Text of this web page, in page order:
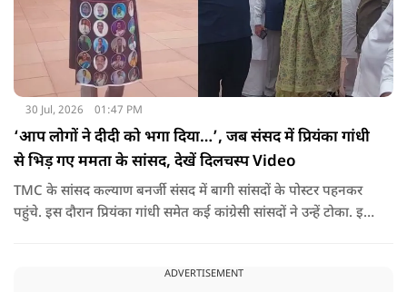
30 Jul, 2026 01:47 PM
‘आप लोगों ने दीदी को भगा दिया…’, जब संसद में प्रियंका गांधी
से भिड़ गए ममता के सांसद, देखें दिलचस्प Video
TMC के सांसद कल्याण बनर्जी संसद में बागी सांसदों के पोस्टर पहनकर
पहुंचे. इस दौरान प्रियंका गांधी समेत कई कांग्रेसी सांसदों ने उन्हें टोका. इस
ADVERTISEMENT